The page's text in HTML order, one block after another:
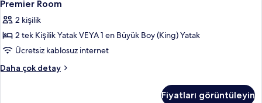
Room
için
tüm
fotoğrafları
görün
Premier Room
2 kişilik
2 tek Kişilik Yatak VEYA 1 en Büyük Boy (King) Yatak
Ücretsiz kablosuz internet
Daha çok detay
Premier
Fiyatları görüntüleyin